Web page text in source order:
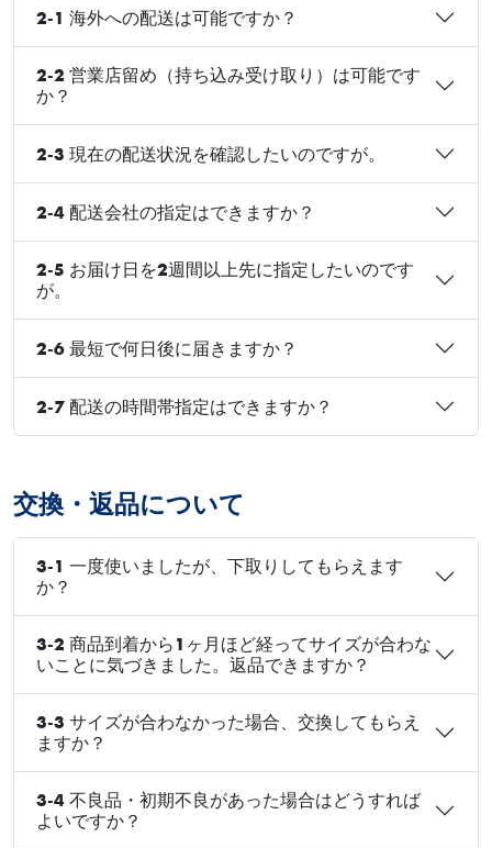
2-1 海外への配送は可能ですか？
2-2 営業店留め（持ち込み受け取り）は可能です
か？
2-3 現在の配送状況を確認したいのですが。
2-4 配送会社の指定はできますか？
2-5 お届け日を2週間以上先に指定したいのです
が。
2-6 最短で何日後に届きますか？
2-7 配送の時間帯指定はできますか？
交換・返品について
3-1 一度使いましたが、下取りしてもらえます
か？
3-2 商品到着から1ヶ月ほど経ってサイズが合わな
いことに気づきました。返品できますか？
3-3 サイズが合わなかった場合、交換してもらえ
ますか？
3-4 不良品・初期不良があった場合はどうすれば
よいですか？